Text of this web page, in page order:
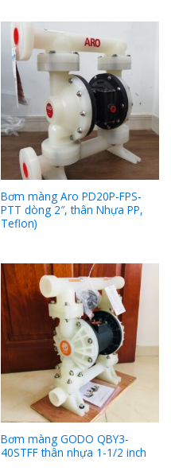
Bơm màng Aro PD20P-FPS-
PTT dòng 2″, thân Nhựa PP,
Teflon)
Bơm màng GODO QBY3-
40STFF thân nhựa 1-1/2 inch